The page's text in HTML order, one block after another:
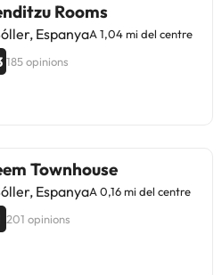
Rooms
EspanyaA 1,04 mi del centre
185 opinions
Townhouse
EspanyaA 0,16 mi del centre
201 opinions